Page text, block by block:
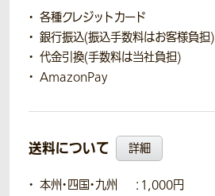
各種クレジットカード
銀行振込(振込手数料はお客様負担)
代金引換(手数料は当社負担)
AmazonPay
送料について 詳細
本州・四国・九州
：1,000円